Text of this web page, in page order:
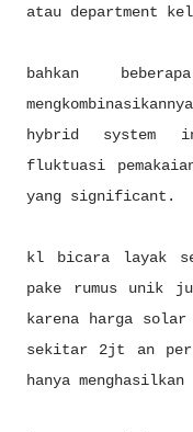
atau department
bahkan
hybrid system
fluktuasi
yang significant.
kl bicara layak
pake rumus unik
karena harga solar
sekitar 2jt an per
hanya